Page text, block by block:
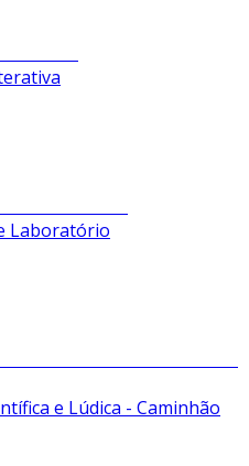
Laboratório
e Lúdica - Caminhão